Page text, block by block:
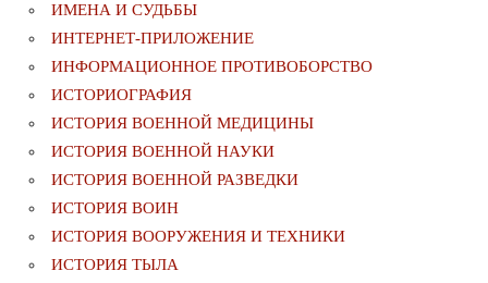
ИМЕНА И СУДЬБЫ
ИНТЕРНЕТ-ПРИЛОЖЕНИЕ
ИНФОРМАЦИОННОЕ ПРОТИВОБОРСТВО
ИСТОРИОГРАФИЯ
ИСТОРИЯ ВОЕННОЙ МЕДИЦИНЫ
ИСТОРИЯ ВОЕННОЙ НАУКИ
ИСТОРИЯ ВОЕННОЙ РАЗВЕДКИ
ИСТОРИЯ ВОИН
ИСТОРИЯ ВООРУЖЕНИЯ И ТЕХНИКИ
ИСТОРИЯ ТЫЛА